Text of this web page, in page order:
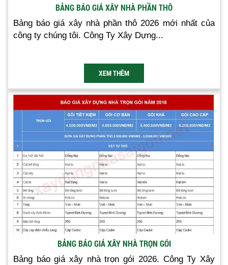
BẢNG BÁO GIÁ XÂY NHÀ PHẦN THÔ
Bảng báo giá xây nhà phần thô 2026 mới nhất của
công ty chúng tôi. Công Ty Xây Dựng...
XEM THÊM
BẢNG BÁO GIÁ XÂY NHÀ TRỌN GÓI
Bảng báo giá xây nhà trọn gói 2026. Công Ty Xây